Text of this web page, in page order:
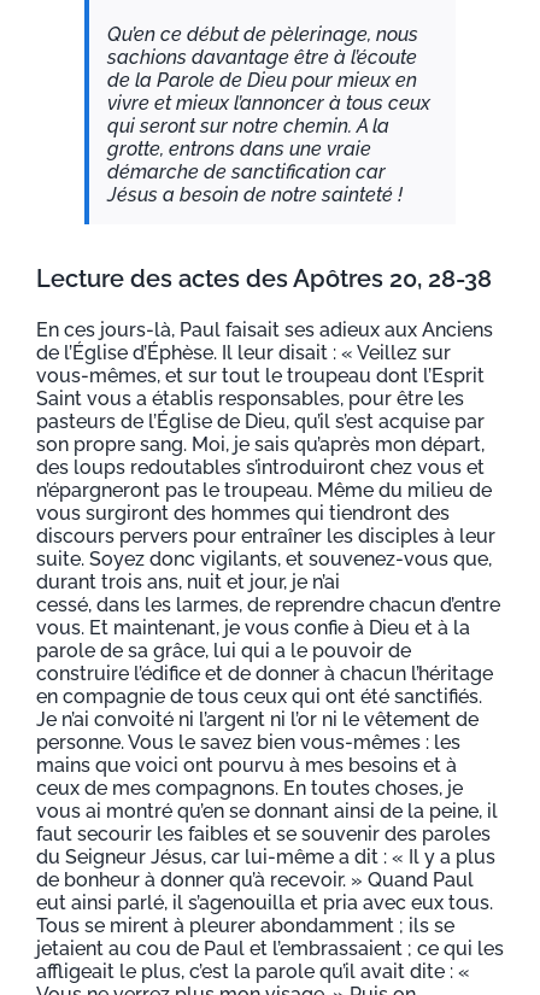
Qu’en ce début de pèlerinage, nous
sachions davantage être à l’écoute
de la Parole de Dieu pour mieux en
vivre et mieux l’annoncer à tous ceux
qui seront sur notre chemin. A la
grotte, entrons dans une vraie
démarche de sanctification car
Jésus a besoin de notre sainteté !
Lecture des actes des Apôtres 20, 28-38
En ces jours-là, Paul faisait ses adieux aux Anciens
de l’Église d’Éphèse. Il leur disait : « Veillez sur
vous-mêmes, et sur tout le troupeau dont l’Esprit
Saint vous a établis responsables, pour être les
pasteurs de l’Église de Dieu, qu’il s’est acquise par
son propre sang. Moi, je sais qu’après mon départ,
des loups redoutables s’introduiront chez vous et
n’épargneront pas le troupeau. Même du milieu de
vous surgiront des hommes qui tiendront des
discours pervers pour entraîner les disciples à leur
suite. Soyez donc vigilants, et souvenez-vous que,
durant trois ans, nuit et jour, je n’ai
cessé, dans les larmes, de reprendre chacun d’entre
vous. Et maintenant, je vous confie à Dieu et à la
parole de sa grâce, lui qui a le pouvoir de
construire l’édifice et de donner à chacun l’héritage
en compagnie de tous ceux qui ont été sanctifiés.
Je n’ai convoité ni l’argent ni l’or ni le vêtement de
personne. Vous le savez bien vous-mêmes : les
mains que voici ont pourvu à mes besoins et à
ceux de mes compagnons. En toutes choses, je
vous ai montré qu’en se donnant ainsi de la peine, il
faut secourir les faibles et se souvenir des paroles
du Seigneur Jésus, car lui-même a dit : « Il y a plus
de bonheur à donner qu’à recevoir. » Quand Paul
eut ainsi parlé, il s’agenouilla et pria avec eux tous.
Tous se mirent à pleurer abondamment ; ils se
jetaient au cou de Paul et l’embrassaient ; ce qui les
affligeait le plus, c’est la parole qu’il avait dite : «